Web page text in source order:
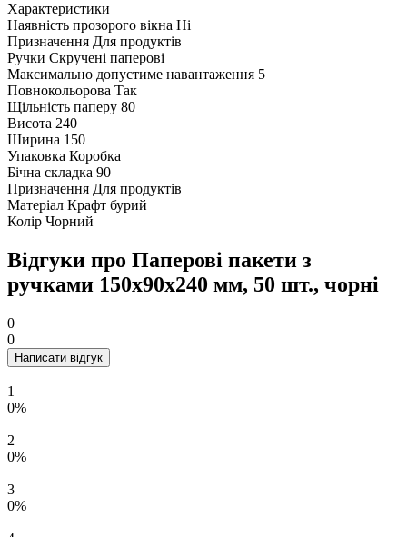
Характеристики
Наявність прозорого вікна Ні
Призначення Для продуктів
Ручки Скручені паперові
Максимально допустиме навантаження 5
Повнокольорова Так
Щільність паперу 80
Висота 240
Ширина 150
Упаковка Коробка
Бічна складка 90
Призначення Для продуктів
Матеріал Крафт бурий
Колір Чорний
Відгуки про Паперові пакети з
ручками 150x90x240 мм, 50 шт., чорні
0
0
Написати відгук
1
0%
2
0%
3
0%